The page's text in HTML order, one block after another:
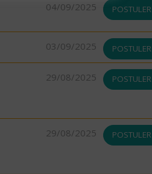
04/09/2025 POSTULER
03/09/2025 POSTULER
29/08/2025 POSTULER
29/08/2025 POSTULER